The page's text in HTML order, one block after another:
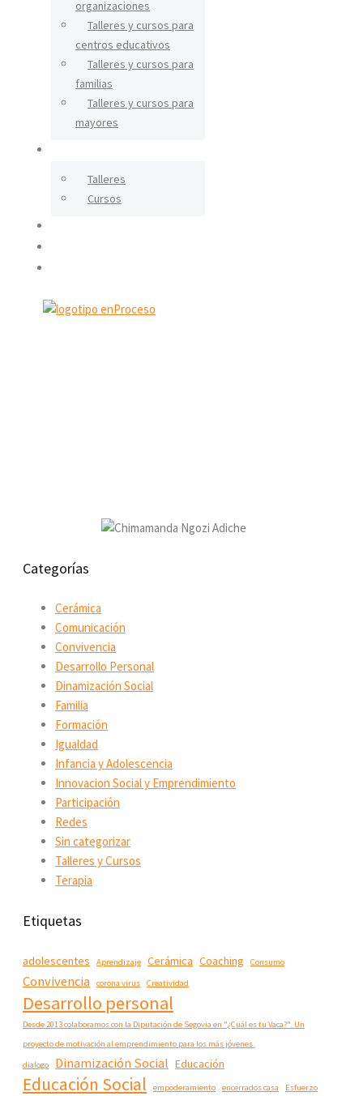
organizaciones
Talleres y cursos para
centros educativos
Talleres y cursos para
familias
Talleres y cursos para
mayores
Talleres
Cursos
Categorías
Cerámica
Comunicación
Convivencia
Desarrollo Personal
Dinamización Social
Familia
Formación
Igualdad
Infancia y Adolescencia
Innovacion Social y Emprendimiento
Participación
Redes
Sin categorizar
Talleres y Cursos
Terapia
Etiquetas
adolescentes Aprendizaje Cerámica Coaching Consumo
Convivencia corona virus Creatividad
Desarrollo personal
Desde 2013 colaboramos con la Diputación de Segovia en "¿Cuál es tu Vaca?". Un
proyecto de motivación al emprendimiento para los más jóvenes.
dialogo
Dinamización Social Educación
Educación Social empoderamiento encerrados casa Esfuerzo